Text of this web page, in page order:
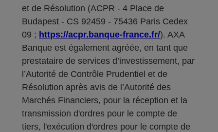
et de Résolution (ACPR - 4 Place de
Budapest - CS 92459 - 75436 Paris Cedex
09 ; https://acpr.banque-france.fr/). AXA
Banque est également agréée, en tant que
prestataire de services d’investissement, par
l’Autorité de Contrôle Prudentiel et de
Résolution après avis de l’Autorité des
Marchés Financiers, pour la réception et la
transmission d'ordres pour le compte de
tiers, l'exécution d'ordres pour le compte de